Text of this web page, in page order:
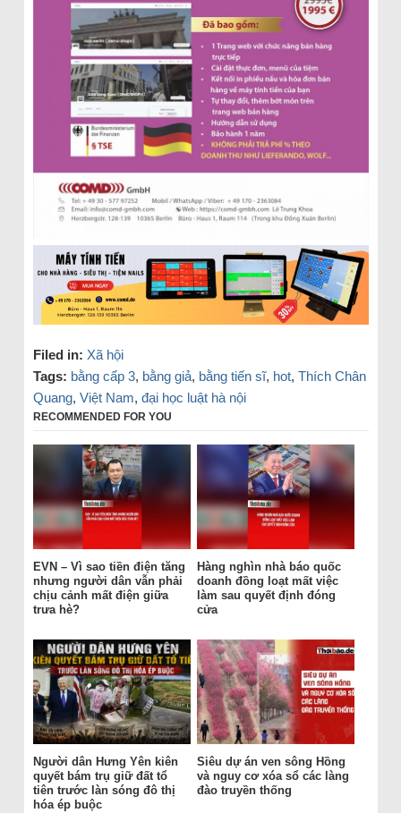
Filed in: Xã hội
Tags: bằng cấp 3, bằng giả, bằng tiến sĩ, hot, Thích Chân
Quang, Việt Nam, đại học luật hà nội
RECOMMENDED FOR YOU
EVN – Vì sao tiền điện tăng
nhưng người dân vẫn phải
chịu cảnh mất điện giữa
trưa hè?
Hàng nghìn nhà báo quốc
doanh đồng loạt mất việc
làm sau quyết định đóng
cửa
Người dân Hưng Yên kiên
quyết bám trụ giữ đất tổ
tiên trước làn sóng đô thị
hóa ép buộc
Siêu dự án ven sông Hồng
và nguy cơ xóa sổ các làng
đào truyền thống